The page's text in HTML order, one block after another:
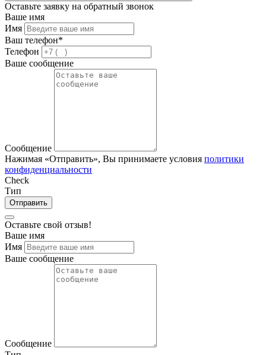
Оставьте заявку на обратный звонок
Ваше имя
Имя
Ваш телефон*
Телефон
Ваше сообщение
Сообщение
Нажимая «Отправить», Вы принимаете условия политики
конфиденциальности
Check
Тип
Отправить
Оставьте свой отзыв!
Ваше имя
Имя
Ваше сообщение
Сообщение